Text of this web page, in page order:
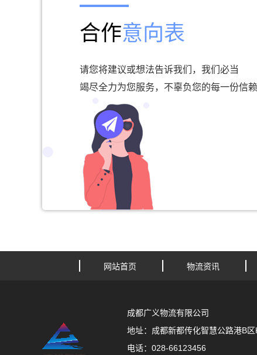
合作意向表
请您将建议或想法告诉我们，我们必当
竭尽全力为您服务，不辜负您的每一份信赖
网站首页 物流资讯
成都广义物流有限公司
地址：成都新都传化智慧公路港B
电话：028-66123456